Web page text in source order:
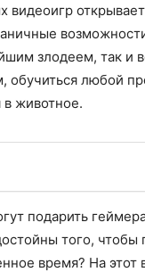
видеоигр
злодеем, так и
любой
в животное.
подарить
того, чтобы
время? На этот